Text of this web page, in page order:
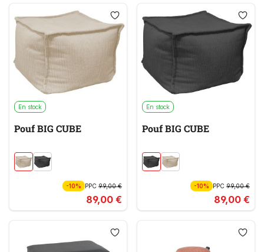
En stock
Pouf BIG CUBE
-10% PPC 99,00 €
89,00 €
En stock
Pouf BIG CUBE
-10% PPC99,00 €
89,00 €